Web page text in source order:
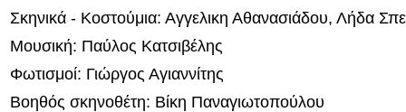
Σκηνικά - Κοστούμια: Αγγελικη Αθανασιάδου, Λήδα
Μουσική: Παύλος Κατσιβέλης
Φωτισμοί: Γιώργος Αγιαννίτης
Βοηθός σκηνοθέτη: Βίκη Παναγιωτοπούλου